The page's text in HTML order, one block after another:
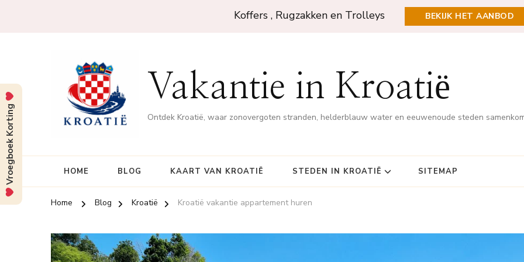
Koffers , Rugzakken en Trolleys BEKIJK HET AANBOD
Vakantie in Kroatië
Ontdek Kroatië, waar zonovergoten stranden, helderblauw water en eeuwenoude steden
HOME BLOG KAART VAN KROATIË STEDEN IN KROATIË SITEMAP
Home Blog Kroatië Kroatië vakantie appartement huren
Vroegboek Korting